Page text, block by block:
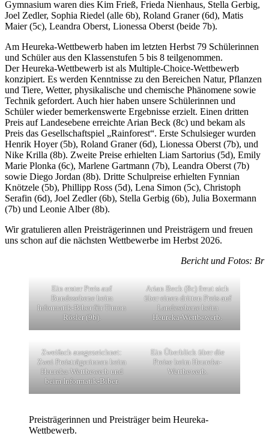
Gymnasium waren dies Kim Frieß, Frieda Nienhaus, Stella Gerbig,
Joel Zedler, Sophia Riedel (alle 6b), Roland Graner (6d), Matis
Maier (5c), Leandra Oberst, Lionessa Oberst (beide 7b).
Am Heureka-Wettbewerb haben im letzten Herbst 79 Schülerinnen
und Schüler aus den Klassenstufen 5 bis 8 teilgenommen.
Der Heureka-Wettbewerb ist als Multiple-Choice-Wettbewerb
konzipiert. Es werden Kenntnisse zu den Bereichen Natur, Pflanzen
und Tiere, Wetter, physikalische und chemische Phänomene sowie
Technik gefordert. Auch hier haben unsere Schülerinnen und
Schüler wieder bemerkenswerte Ergebnisse erzielt. Einen dritten
Preis auf Landesebene erreichte Arian Beck (8c) und bekam als
Preis das Gesellschaftspiel „Rainforest“. Erste Schulsieger wurden
Henrik Hoyer (5b), Roland Graner (6d), Lionessa Oberst (7b), und
Nike Krilla (8b). Zweite Preise erhielten Liam Sartorius (5d), Emily
Marie Plonka (6c), Marlene Gartmann (7b), Leandra Oberst (7b)
sowie Diego Jordan (8b). Dritte Schulpreise erhielten Fynnian
Knötzele (5b), Phillipp Ross (5d), Lena Simon (5c), Christoph
Serafin (6d), Joel Zedler (6b), Stella Gerbig (6b), Julia Boxermann
(7b) und Leonie Alber (8b).
Wir gratulieren allen Preisträgerinnen und Preisträgern und freuen
uns schon auf die nächsten Wettbewerbe im Herbst 2026.
Bericht und Fotos: Br
Ein erster Preis auf
Bundesebene beim
Informatik-Biber für Timon
Rösler (9b).
Arian Beck (8c) freut sich
über einen dritten Preis auf
Landesebene beim
Heureka-Wettbewerb.
Zweifach ausgezeichnet:
Zwei Preisträgerinnen beim
Heureka-Wettbewerb und
beim Informatik-Biber.
Ein Überblick über die
Preise beim Heureka-
Wettbewerb.
Preisträgerinnen und Preisträger beim Heureka-
Wettbewerb.